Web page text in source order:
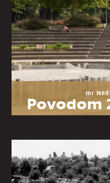
mr
Povodom